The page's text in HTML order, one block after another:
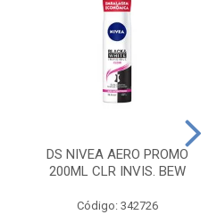
DS NIVEA AERO PROMO
200ML CLR INVIS. BEW
Código: 342726